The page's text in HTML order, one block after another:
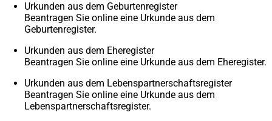
Urkunden aus dem Geburtenregister
Beantragen Sie online eine Urkunde aus dem
Geburtenregister.
Urkunden aus dem Eheregister
Beantragen Sie online eine Urkunde aus dem Eheregister.
Urkunden aus dem Lebenspartnerschaftsregister
Beantragen Sie online eine Urkunde aus dem
Lebenspartnerschaftsregister.